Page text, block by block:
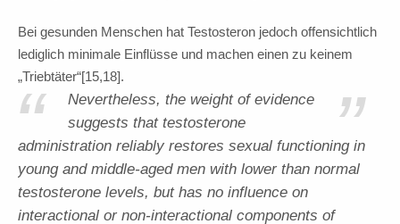
Bei gesunden Menschen hat Testosteron jedoch offensichtlich
lediglich minimale Einflüsse und machen einen zu keinem
„Triebtäter“[15,18].
”
“
Nevertheless, the weight of evidence
suggests that testosterone
administration reliably restores sexual functioning in
young and middle-aged men with lower than normal
testosterone levels, but has no influence on
interactional or non-interactional components of